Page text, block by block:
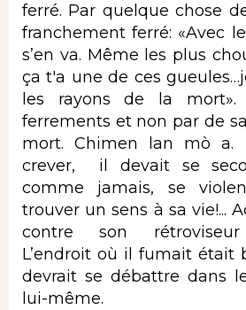
ferré. Par quelque chose
franchement ferré: «Avec
s’en va. Même les plus
ça t'a une de ces
les rayons de la
ferrements et non par de
mort. Chimen lan mò
crever, il devait se
comme jamais, se
trouver un sens à sa vie!...
contre son rétroviseur
L’endroit où il fumait était
devrait se débattre dans
lui-même.